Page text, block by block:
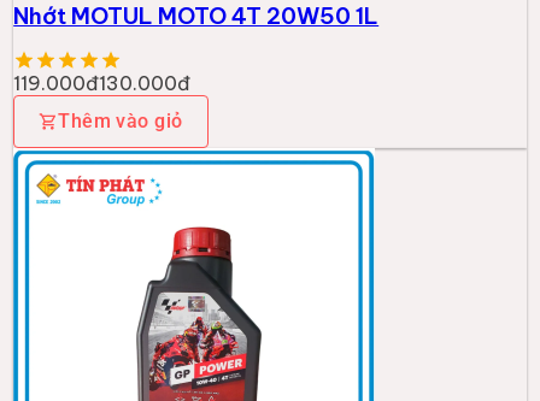
Nhớt MOTUL MOTO 4T 20W50 1L
119.000đ130.000đ
Thêm vào giỏ